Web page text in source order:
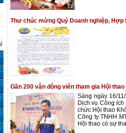
Thư chúc mừng Quý Doanh nghiệp,
Gần 200 vận động viên tham gia Hội
Sáng ngày 16/
Dịch vụ Công
chức Hội thao
Công ty TNHH
Hội thao có sự